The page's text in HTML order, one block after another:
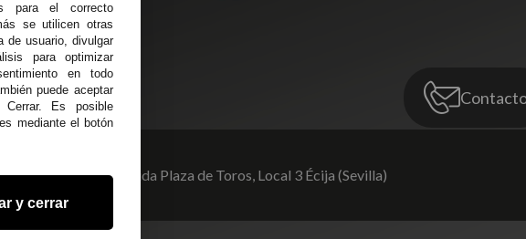
14
Avenida Plaza de Toros, Local 3 Écija (Sevilla)
para el correcto
se utilicen otras
de usuario, divulgar
para optimizar
en todo
puede aceptar
Es posible
mediante el botón
y cerrar